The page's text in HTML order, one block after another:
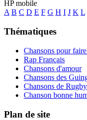
HP mobile
A B C D E F G H I J K L
Thématiques
Chansons pour
Rap Français
Chansons d'amour
Chansons des
Chansons de
Chanson bonne
Plan de site